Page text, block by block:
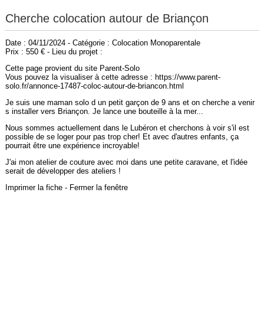
Cherche colocation autour de Briançon
Date : 04/11/2024 - Catégorie : Colocation Monoparentale
Prix : 550 € - Lieu du projet :
Cette page provient du site Parent-Solo
Vous pouvez la visualiser à cette adresse : https://www.parent-
solo.fr/annonce-17487-coloc-autour-de-briancon.html
Je suis une maman solo d un petit garçon de 9 ans et on cherche a venir
s installer vers Briançon. Je lance une bouteille à la mer...
Nous sommes actuellement dans le Lubéron et cherchons à voir s'il est
possible de se loger pour pas trop cher! Et avec d'autres enfants, ça
pourrait être une expérience incroyable!
J'ai mon atelier de couture avec moi dans une petite caravane, et l'idée
serait de développer des ateliers !
Imprimer la fiche- Fermer la fenêtre